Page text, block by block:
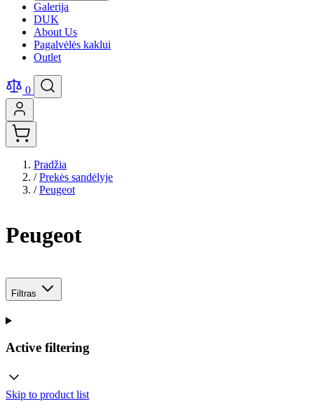
Galerija
DUK
About Us
Pagalvėlės kaklui
Outlet
0
Pradžia
/ Prekės sandėlyje
/ Peugeot
Peugeot
Filtras
Active filtering
Skip to product list